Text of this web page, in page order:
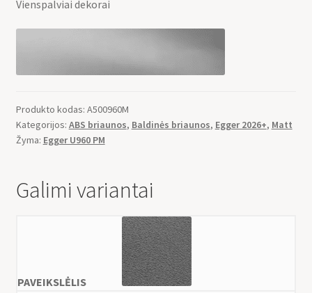
Vienspalviai dekorai
Produkto kodas: A500960M
Kategorijos: ABS briaunos, Baldinės briaunos, Egger 2026+, Matt
Žyma: Egger U960 PM
Galimi variantai